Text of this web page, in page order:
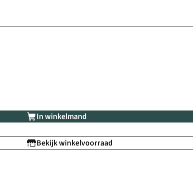
In winkelmand
Bekijk winkelvoorraad